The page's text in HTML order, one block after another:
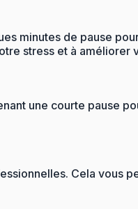
minutes de pause
stress et à améliorer
une courte pause
Cela vous